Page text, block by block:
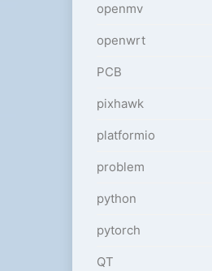
openmv
openwrt
PCB
pixhawk
platformio
problem
python
pytorch
QT